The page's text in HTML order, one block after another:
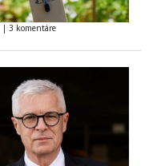
| 3 komentáre